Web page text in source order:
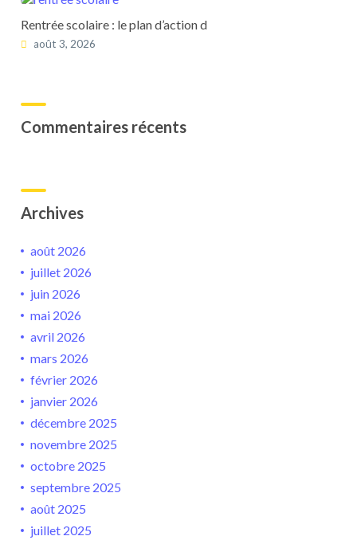
Rentrée scolaire : le plan d’action d
août 3, 2026
Commentaires récents
Archives
août 2026
juillet 2026
juin 2026
mai 2026
avril 2026
mars 2026
février 2026
janvier 2026
décembre 2025
novembre 2025
octobre 2025
septembre 2025
août 2025
juillet 2025